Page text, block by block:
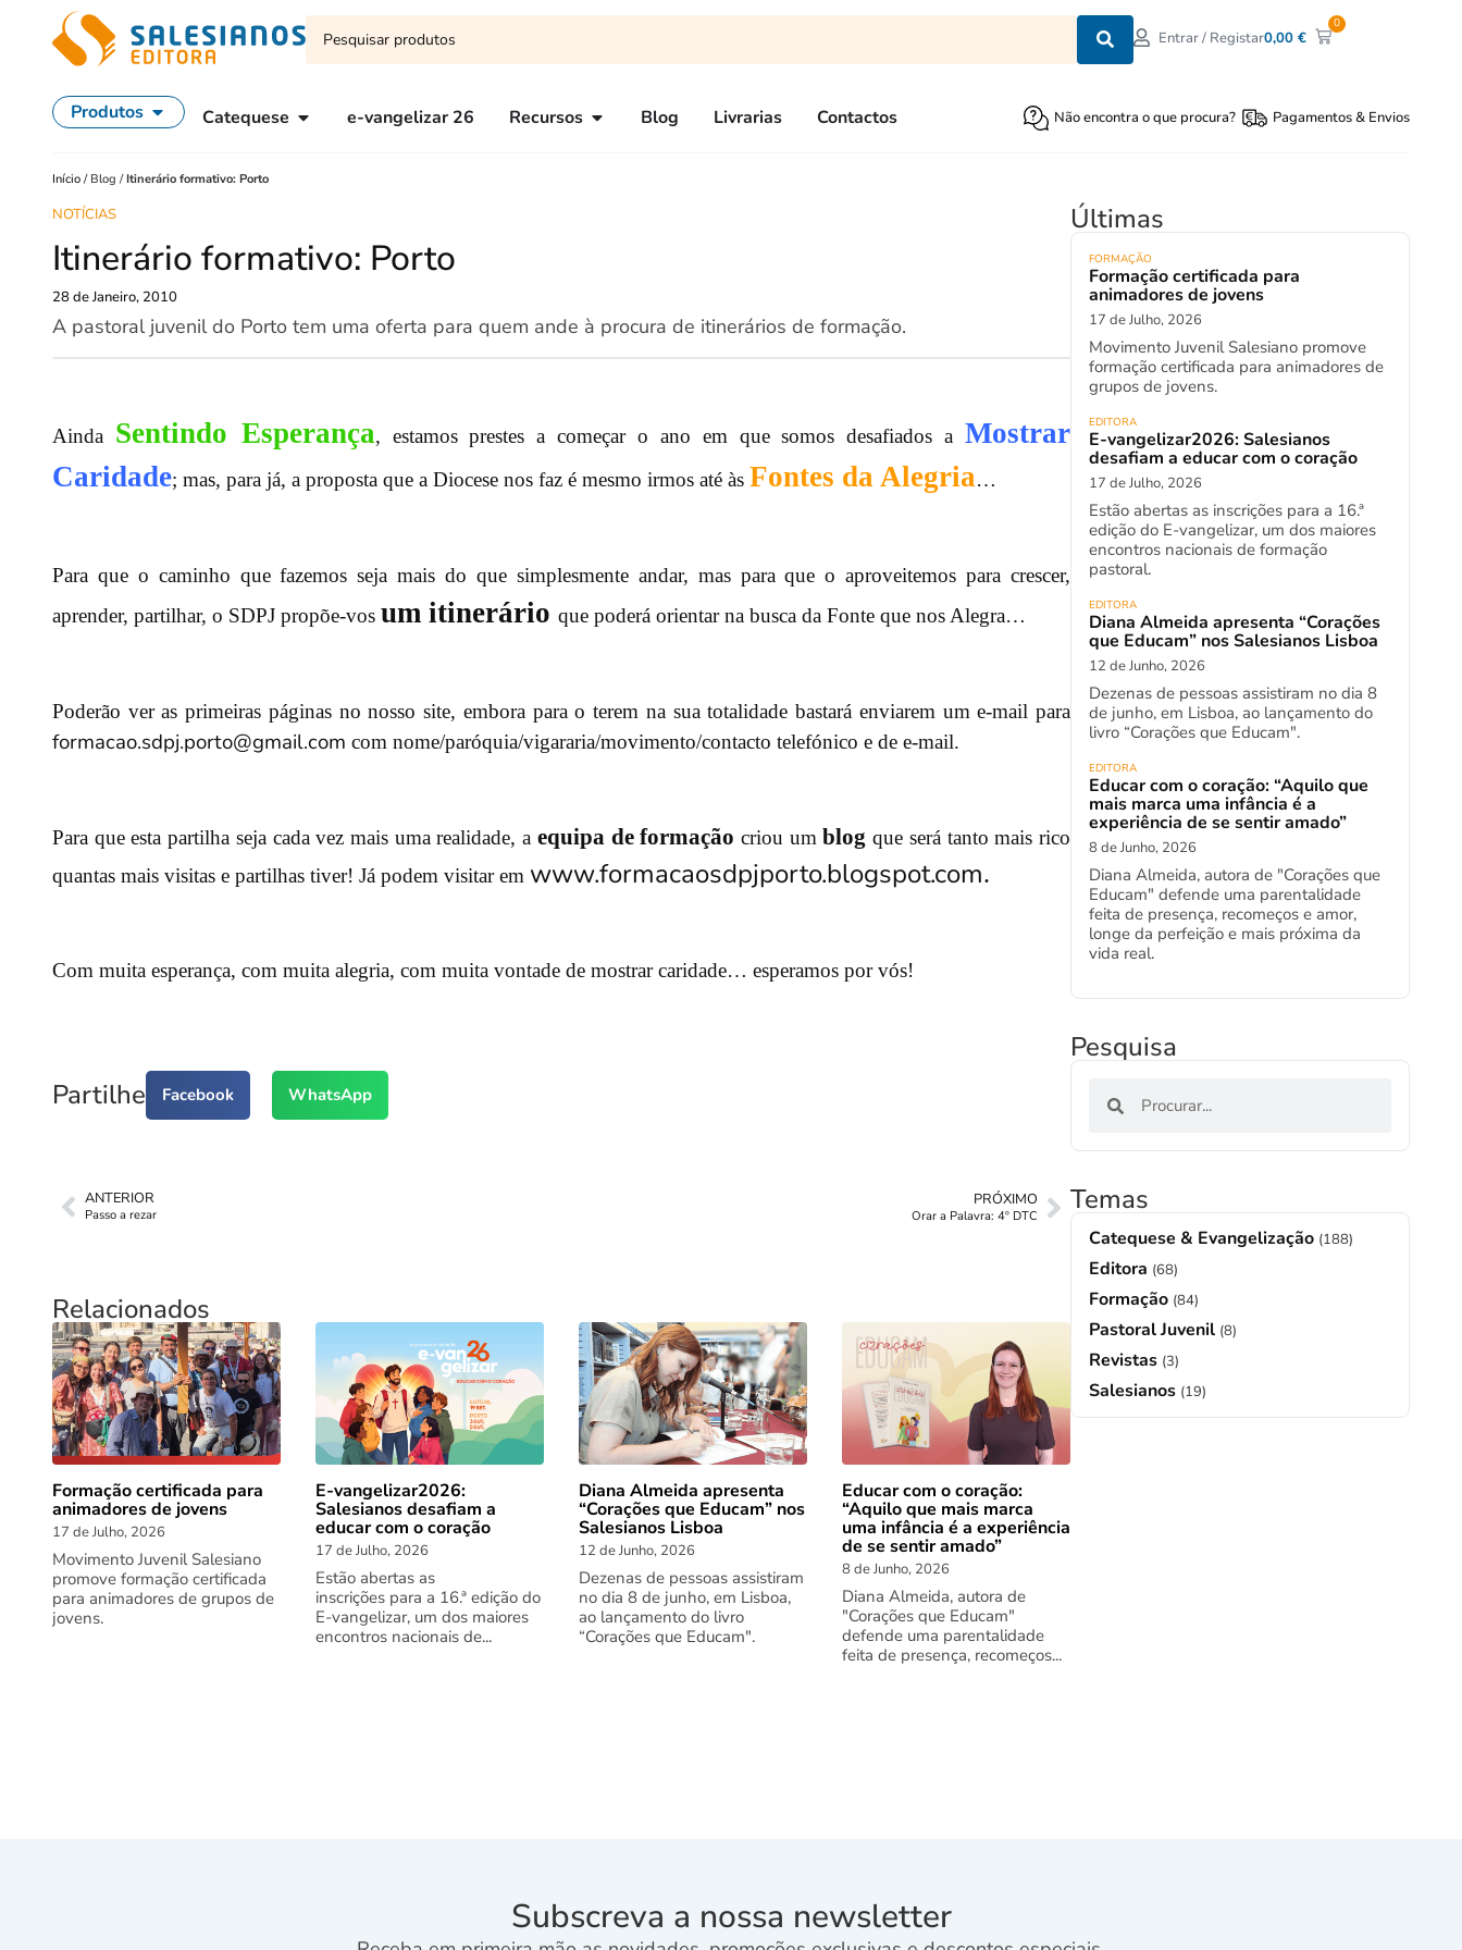
Entrar / Registar0,00€
0
Produtos Catequese e-vangelizar 26 Recursos Blog Livrarias Contactos Não encontra o que procura? Pagamentos & Envios
Início / Blog /Itinerário formativo: Porto
NOTÍCIAS
Itinerário formativo: Porto
28 de Janeiro, 2010
A pastoral juvenil do Porto tem uma oferta para quem ande à procura de itinerários de formação.
Ainda Sentindo Esperança, estamos prestes a começar o ano em que somos desafiados aMostrar
Caridade; mas, para já, a proposta que a Diocese nos faz é mesmo irmos até às Fontes da Alegria…
Para que o caminho que fazemos seja mais do que simplesmente andar, mas para que o aproveitemos para crescer,
aprender, partilhar, o SDPJ propõe-vos um itinerário que poderá orientar na busca da Fonte que nos Alegra…
Poderão ver as primeiras páginas no nosso site, embora para o terem na sua totalidade bastará enviarem um e-mail para
formacao.sdpj.porto@gmail.com com nome/paróquia/vigararia/movimento/contacto telefónico e de e-mail.
Para que esta partilha seja cada vez mais uma realidade, a equipa de formação criou umblog que será tanto mais rico
quantas mais visitas e partilhas tiver! Já podem visitar em www.formacaosdpjporto.blogspot.com.
Com muita esperança, com muita alegria, com muita vontade de mostrar caridade… esperamos por vós!
Partilhe Facebook WhatsApp
ANTERIOR
Passo a rezar
PRÓXIMO
Orar a Palavra: 4º DTC
Relacionados
Formação certificada para
animadores de jovens
17 de Julho, 2026
Movimento Juvenil Salesiano
promove formação certificada
para animadores de grupos de
jovens.
E-vangelizar2026:
Salesianos desafiam a
educar com o coração
17 de Julho, 2026
Estão abertas as
inscrições para a 16.ª edição do
E-vangelizar, um dos maiores
encontros nacionais de...
Diana Almeida apresenta
“Corações que Educam” nos
Salesianos Lisboa
12 de Junho, 2026
Dezenas de pessoas assistiram
no dia 8 de junho, em Lisboa,
ao lançamento do livro
“Corações que Educam".
Educar com o coração:
“Aquilo que mais marca
uma infância é a experiência
de se sentir amado”
8 de Junho, 2026
Diana Almeida, autora de
"Corações que Educam"
defende uma parentalidade
feita de presença, recomeços...
Últimas
FORMAÇÃO
Formação certificada para
animadores de jovens
17 de Julho, 2026
Movimento Juvenil Salesiano promove
formação certificada para animadores de
grupos de jovens.
EDITORA
E-vangelizar2026: Salesianos
desafiam a educar com o coração
17 de Julho, 2026
Estão abertas as inscrições para a 16.ª
edição do E-vangelizar, um dos maiores
encontros nacionais de formação
pastoral.
EDITORA
Diana Almeida apresenta “Corações
que Educam” nos Salesianos Lisboa
12 de Junho, 2026
Dezenas de pessoas assistiram no dia 8
de junho, em Lisboa, ao lançamento do
livro “Corações que Educam".
EDITORA
Educar com o coração: “Aquilo que
mais marca uma infância é a
experiência de se sentir amado”
8 de Junho, 2026
Diana Almeida, autora de "Corações que
Educam" defende uma parentalidade
feita de presença, recomeços e amor,
longe da perfeição e mais próxima da
vida real.
Pesquisa
Temas
Catequese & Evangelização (188)
Editora (68)
Formação (84)
Pastoral Juvenil (8)
Revistas (3)
Salesianos (19)
Subscreva a nossa newsletter